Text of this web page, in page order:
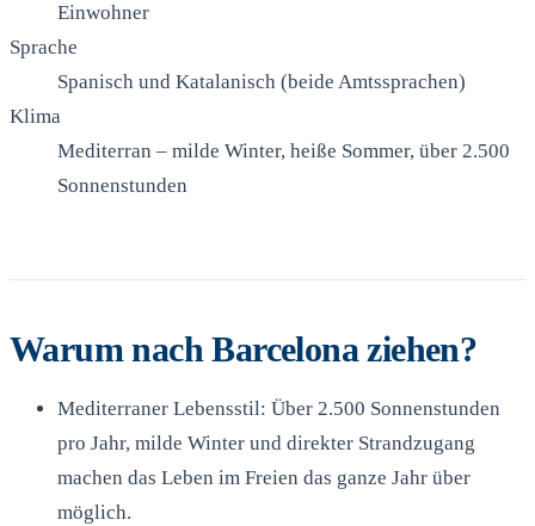
Einwohner
Sprache
Spanisch und Katalanisch (beide Amtssprachen)
Klima
Mediterran – milde Winter, heiße Sommer, über 2.500
Sonnenstunden
Warum nach Barcelona ziehen?
Mediterraner Lebensstil: Über 2.500 Sonnenstunden
pro Jahr, milde Winter und direkter Strandzugang
machen das Leben im Freien das ganze Jahr über
möglich.